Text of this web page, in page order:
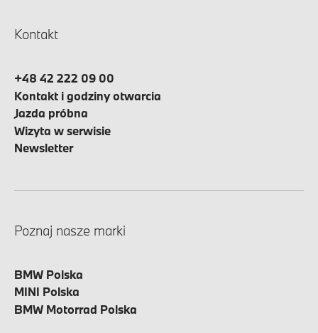
Kontakt
+48 42 222 09 00
Kontakt i godziny otwarcia
Jazda próbna
Wizyta w serwisie
Newsletter
Poznaj nasze marki
BMW Polska
MINI Polska
BMW Motorrad Polska